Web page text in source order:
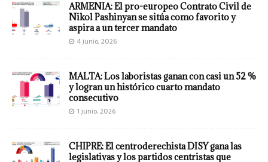
ARMENIA: El pro-europeo Contrato Civil de
Nikol Pashinyan se sitúa como favorito y
aspira a un tercer mandato
4 junio, 2026
MALTA: Los laboristas ganan con casi un 52 %
y logran un histórico cuarto mandato
consecutivo
1 junio, 2026
CHIPRE: El centroderechista DISY gana las
legislativas y los partidos centristas que